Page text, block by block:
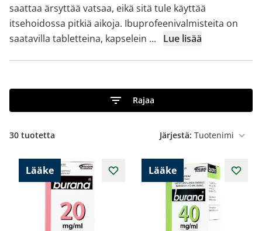
saattaa ärsyttää vatsaa, eikä sitä tule käyttää
itsehoidossa pitkiä aikoja. Ibuprofeenivalmisteita on
saatavilla tabletteina, kapselein ... Lue lisää
Rajaa
30 tuotetta Järjestä:
Lääke Lääke